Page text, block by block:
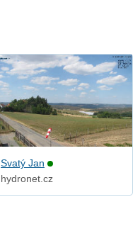
Svatý Jan
hydronet.cz